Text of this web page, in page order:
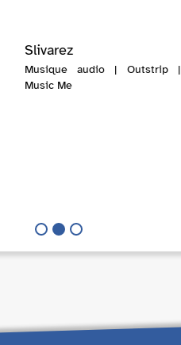
Slivarez
Musique audio | Outstrip |
Music Me